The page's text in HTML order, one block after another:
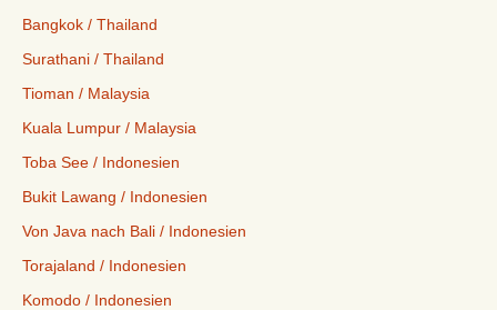
Bangkok / Thailand
Surathani / Thailand
Tioman / Malaysia
Kuala Lumpur / Malaysia
Toba See / Indonesien
Bukit Lawang / Indonesien
Von Java nach Bali / Indonesien
Torajaland / Indonesien
Komodo / Indonesien